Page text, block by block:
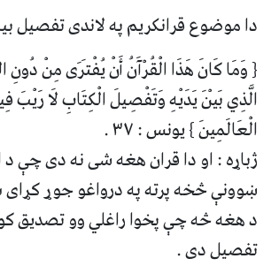
دا موضوع قرانکریم په لاندی تفصیل
{ وَمَا كَانَ هَذَا الْقُرْآَنُ أَنْ يُفْتَرَى مِنْ
الَّذِي بَيْنَ يَدَيْهِ وَتَفْصِيلَ الْكِتَابِ لَا رَيْبَ
الْعَالَمِينَ } يونس : ۳۷ .
ژباړه : او دا قران هغه شی نه دی چې د
ښوونې څخه پرته په درواغو جوړ
د هغه څه چې پخوا راغلي وو تصدیق
تفصیل دی .